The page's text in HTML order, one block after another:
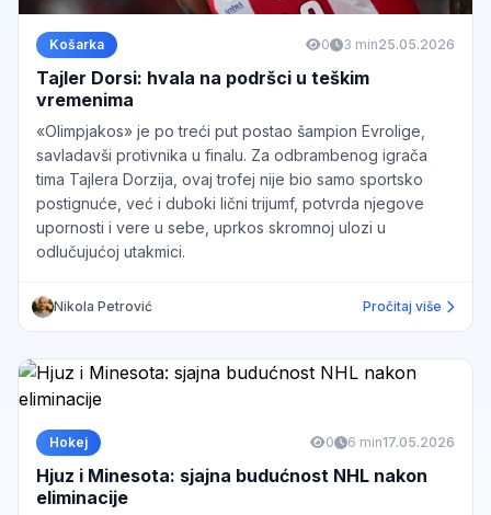
Košarka 0 3 min25.05.2026
Tajler Dorsi: hvala na podršci u teškim
vremenima
«Olimpjakos» je po treći put postao šampion Evrolige,
savladavši protivnika u finalu. Za odbrambenog igrača
tima Tajlera Dorzija, ovaj trofej nije bio samo sportsko
postignuće, već i duboki lični trijumf, potvrda njegove
upornosti i vere u sebe, uprkos skromnoj ulozi u
odlučujućoj utakmici.
Nikola Petrović Pročitaj više
Hokej 0 6 min17.05.2026
Hjuz i Minesota: sjajna budućnost NHL nakon
eliminacije